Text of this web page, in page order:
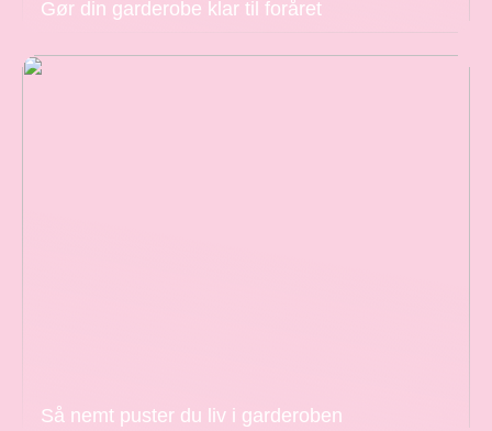
Gør din garderobe klar til foråret
Så nemt puster du liv i garderoben